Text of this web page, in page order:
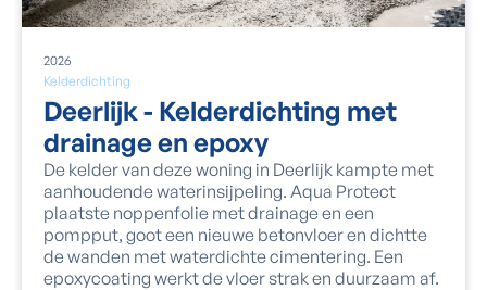
Kelderdichting
2026
Deerlijk - Kelderdichting met
drainage en epoxy
De kelder van deze woning in Deerlijk kampte met
aanhoudende waterinsijpeling. Aqua Protect
plaatste noppenfolie met drainage en een
pompput, goot een nieuwe betonvloer en dichtte
de wanden met waterdichte cimentering. Een
epoxycoating werkt de vloer strak en duurzaam af.